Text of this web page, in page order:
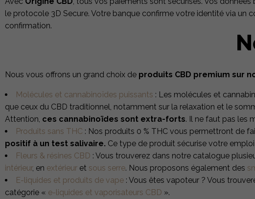
le protocole 3D Secure. Votre banque confirme votre identité via un
confirmation.
Nous vous offrons un grand choix de produits CBD premium sur
Molécules et cannabinoïdes puissants : Les molécules et
que ceux du CBD traditionnel, notamment sur la relaxation et le
Attention, ces cannabinoïdes sont extra-forts. Il ne faut pas les
Produits sans THC : Nos produits 0 % THC vous permettront de
positif à un test salivaire. Ce type de produit sécurise votre
Fleurs & résines CBD : Vous trouverez dans notre catalogue
intérieur, en extérieur et sous serre. Nous proposons également des
E-liquides et produits de vape : Vous êtes vapoteur ? Vous
catégorie « e-liquides et vaporisateurs CBD ».